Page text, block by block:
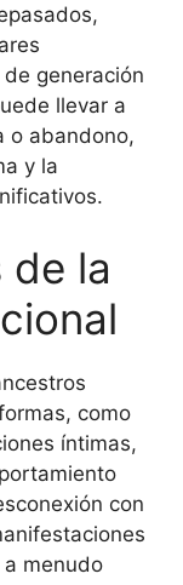
generación
llevar a
o abandono,
y la
de la
como
íntimas,
con
menudo